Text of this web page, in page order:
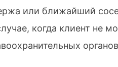
или ближайший
когда клиент не